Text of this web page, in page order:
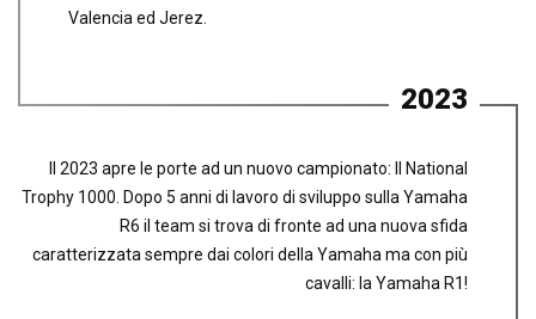
Valencia ed Jerez.
2023
Il 2023 apre le porte ad un nuovo campionato: Il National
Trophy 1000. Dopo 5 anni di lavoro di sviluppo sulla Yamaha
R6 il team si trova di fronte ad una nuova sfida
caratterizzata sempre dai colori della Yamaha ma con più
cavalli: la Yamaha R1!